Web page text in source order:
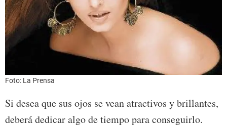
Foto: La Prensa
Si desea que sus ojos se vean atractivos y brillantes,
deberá dedicar algo de tiempo para conseguirlo.